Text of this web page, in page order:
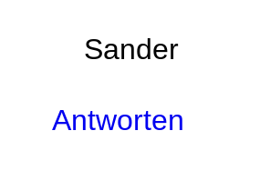
Sander
Antworten